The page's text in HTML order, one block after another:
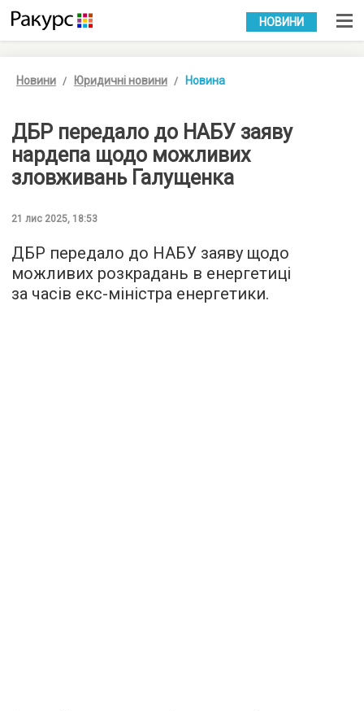
УКР РУС
НОВИНИ
Новини Юридичні новини Новина
ДБР передало до НАБУ заяву
нардепа щодо можливих
зловживань Галущенка
21 лис 2025, 18:53
ДБР передало до НАБУ заяву щодо
можливих розкрадань в енергетиці
за часів екс-міністра енергетики.